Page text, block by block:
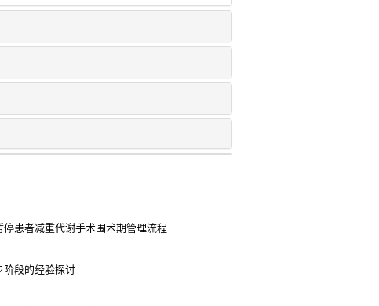
患者减重代谢手术围术期管理流程
阶段的经验探讨